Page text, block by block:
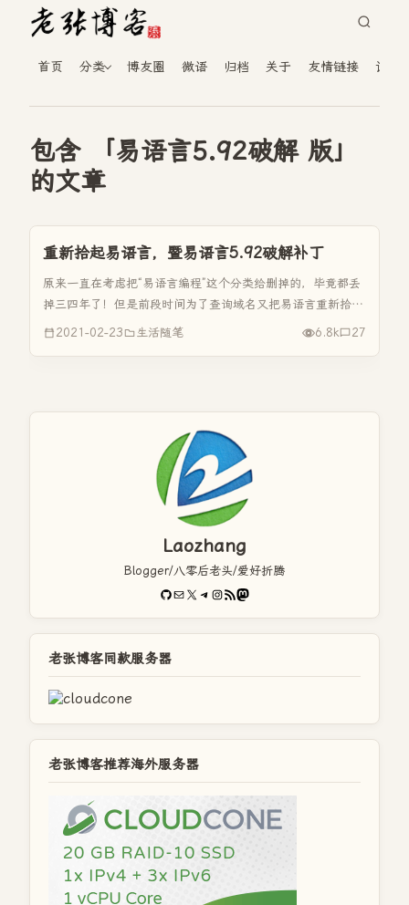
首页 分类 博友圈 微语 归档 关于 友情链接 读者
包含 「易语言5.92破解 版」
的文章
重新拾起易语言，暨易语言5.92破解补丁
原来一直在考虑把“易语言编程”这个分类给删掉的，毕竟都丢
掉三四年了！但是前段时间为了查询域名又把易语言重新拾起
来再来写写简单的小程序！ 虽然我接触易语言有十来年、虽
2021-02-23 生活随笔 6.8k 27
Laozhang
Blogger/八零后老头/爱好折腾
GitHub
电子邮件X Telegram
Instagram
RSS FeedMastodon
老张博客同款服务器
老张博客推荐海外服务器